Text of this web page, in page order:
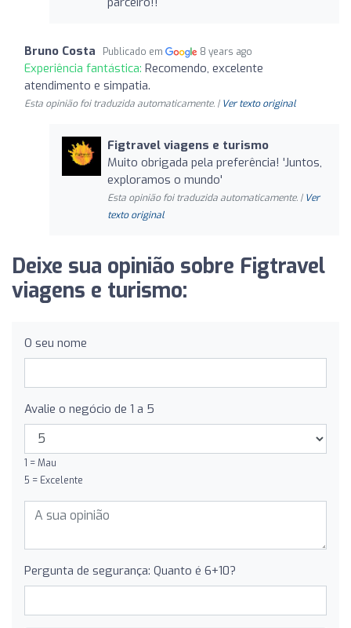
Bruno Costa Publicado em 8 years ago
Experiência fantástica: Recomendo, excelente
atendimento e simpatia.
Esta opinião foi traduzida automaticamente. | Ver texto original
Figtravel viagens e turismo
Muito obrigada pela preferência! 'Juntos,
exploramos o mundo'
Esta opinião foi traduzida automaticamente. | Ver
texto original
Deixe sua opinião sobre Figtravel
viagens e turismo:
O seu nome
Avalie o negócio de 1 a 5
1 = Mau
5 = Excelente
Pergunta de segurança: Quanto é 6+10?